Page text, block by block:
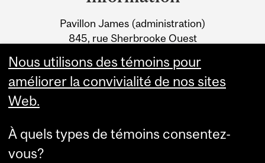
Information
Pavillon James (administration)
845, rue Sherbrooke Ouest
Nous utilisons des témoins pour
améliorer la convivialité de nos sites
Web.
À quels types de témoins consentez-
vous?